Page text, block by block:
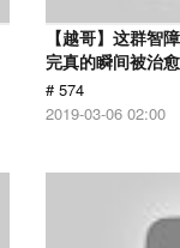
【越哥】这群智
完真的瞬间被治
# 574
2019-03-06 02:00